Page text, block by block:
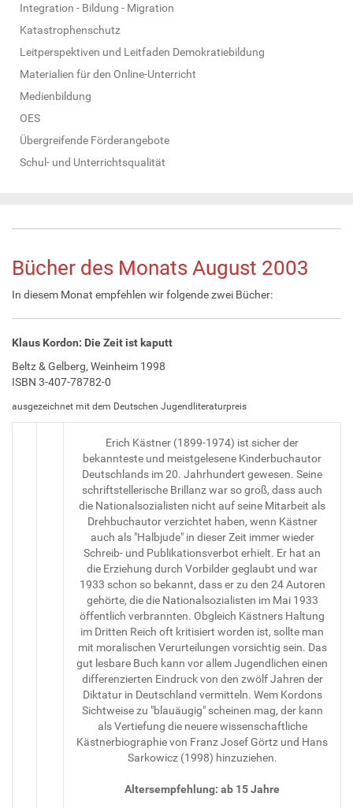
Integration - Bildung - Migration
Katastrophenschutz
Leitperspektiven und Leitfaden Demokratiebildung
Materialien für den Online-Unterricht
Medienbildung
OES
Übergreifende Förderangebote
Schul- und Unterrichtsqualität
Bücher des Monats August 2003
In diesem Monat empfehlen wir folgende zwei Bücher:
Klaus Kordon: Die Zeit ist kaputt
Beltz & Gelberg, Weinheim 1998
ISBN 3-407-78782-0
ausgezeichnet mit dem Deutschen Jugendliteraturpreis
Erich Kästner (1899-1974) ist sicher der
bekannteste und meistgelesene Kinderbuchautor
Deutschlands im 20. Jahrhundert gewesen. Seine
schriftstellerische Brillanz war so groß, dass auch
die Nationalsozialisten nicht auf seine Mitarbeit als
Drehbuchautor verzichtet haben, wenn Kästner
auch als "Halbjude" in dieser Zeit immer wieder
Schreib- und Publikationsverbot erhielt. Er hat an
die Erziehung durch Vorbilder geglaubt und war
1933 schon so bekannt, dass er zu den 24 Autoren
gehörte, die die Nationalsozialisten im Mai 1933
öffentlich verbrannten. Obgleich Kästners Haltung
im Dritten Reich oft kritisiert worden ist, sollte man
mit moralischen Verurteilungen vorsichtig sein. Das
gut lesbare Buch kann vor allem Jugendlichen einen
differenzierten Eindruck von den zwölf Jahren der
Diktatur in Deutschland vermitteln. Wem Kordons
Sichtweise zu "blauäugig" scheinen mag, der kann
als Vertiefung die neuere wissenschaftliche
Kästnerbiographie von Franz Josef Görtz und Hans
Sarkowicz (1998) hinzuziehen.
Altersempfehlung: ab 15 Jahre